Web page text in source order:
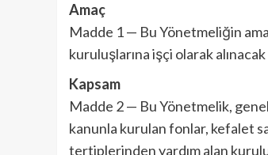
Amaç
Madde 1 — Bu Yönetmeliğin
kuruluşlarına işçi olarak
Kapsam
Madde 2 — Bu Yönetmelik,
kanunla kurulan fonlar, kefalet
tertiplerinden yardım alan